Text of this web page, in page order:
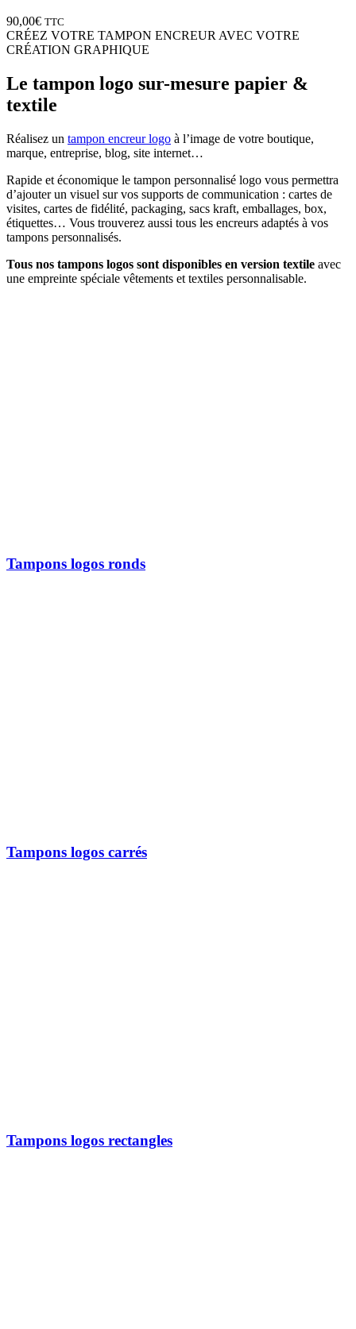
90,00€ TTC
CRÉEZ VOTRE TAMPON ENCREUR AVEC VOTRE
CRÉATION GRAPHIQUE
Le tampon logo sur-mesure papier &
textile
Réalisez un tampon encreur logo à l’image de votre boutique,
marque, entreprise, blog, site internet…
Rapide et économique le tampon personnalisé logo vous permettra
d’ajouter un visuel sur vos supports de communication : cartes de
visites, cartes de fidélité, packaging, sacs kraft, emballages, box,
étiquettes… Vous trouverez aussi tous les encreurs adaptés à vos
tampons personnalisés.
Tous nos tampons logos sont disponibles en version textile avec
une empreinte spéciale vêtements et textiles personnalisable.
Tampons logos ronds
Tampons logos carrés
Tampons logos rectangles